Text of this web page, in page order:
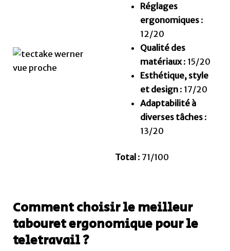
Réglages
ergonomiques :
12/20
Qualité des
matériaux: 15/20
Esthétique, style
et design : 17/20
Adaptabilité à
diverses tâches :
13/20
Total : 71/100
Comment choisir le meilleur
tabouret ergonomique pour le
teletravail ?